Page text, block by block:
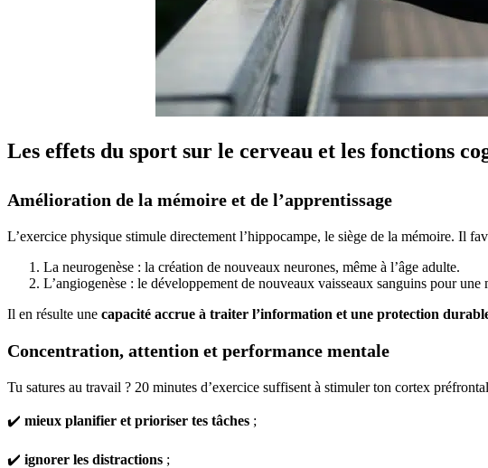
Les effets du sport sur le cerveau et les fonctions
Amélioration de la mémoire et de l’apprentissage
L’exercice physique stimule directement l’hippocampe, le siège de la mémoire. Il
La neurogenèse : la création de nouveaux neurones, même à l’âge adulte.
L’angiogenèse : le développement de nouveaux vaisseaux sanguins pour
Il en résulte une capacité accrue à traiter l’information et une protection
Concentration, attention et performance mentale
Tu satures au travail ? 20 minutes d’exercice suffisent à stimuler ton cortex
✔️ mieux planifier et prioriser tes tâches ;
✔️ ignorer les distractions ;